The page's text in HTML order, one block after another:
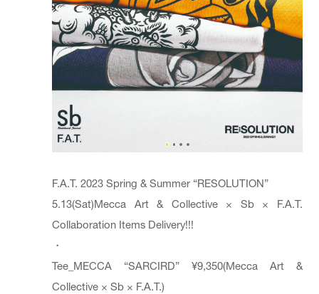
F.A.T. 2023 Spring & Summer “RESOLUTION”
5.13(Sat)Mecca Art & Collective × Sb × F.A.T.
Collaboration Items Delivery!!!
・
Tee_MECCA “SARCIRD” ¥9,350(Mecca Art &
Collective × Sb × F.A.T.)